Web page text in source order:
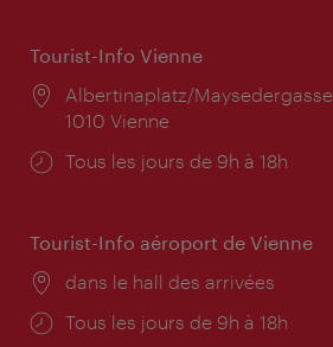
Tourist-Info Vienne
Lieu:
Albertinaplatz/Maysedergasse
1010 Vienne
Horaires
Tous les jours de 9h à 18h
Tourist-Info aéroport de Vienne
Lieu:
dans le hall des arrivées
Horaires
Tous les jours de 9h à 18h